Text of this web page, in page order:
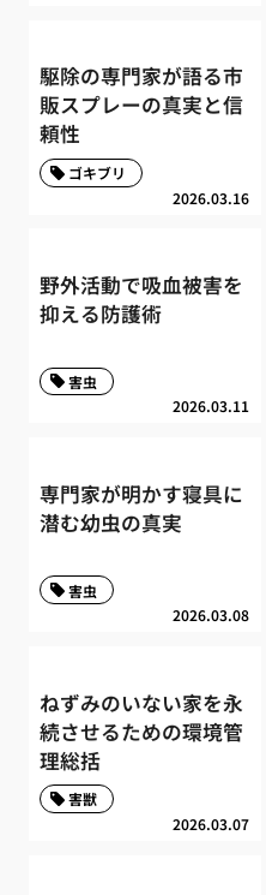
駆除の専門家が語る市
販スプレーの真実と信
頼性
2026.03.16
ゴキブリ
野外活動で吸血被害を
抑える防護術
2026.03.11
害虫
専門家が明かす寝具に
潜む幼虫の真実
2026.03.08
害虫
ねずみのいない家を永
続させるための環境管
理総括
2026.03.07
害獣